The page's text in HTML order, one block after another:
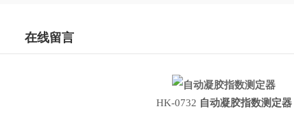
在线留言
HK-0732 自动凝胶指数测定器